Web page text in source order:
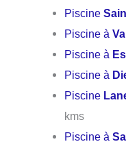
Piscine
Piscine à
Piscine à
Piscine à
Piscine
kms
Piscine à